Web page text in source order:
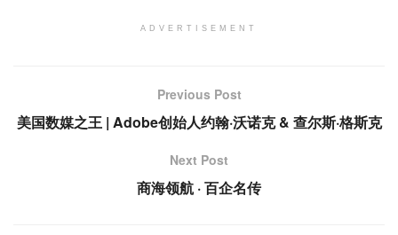
ADVERTISEMENT
Previous Post
美国数媒之王 | Adobe创始人约翰·沃诺克 & 查尔斯·格斯克
Next Post
商海领航 · 百企名传